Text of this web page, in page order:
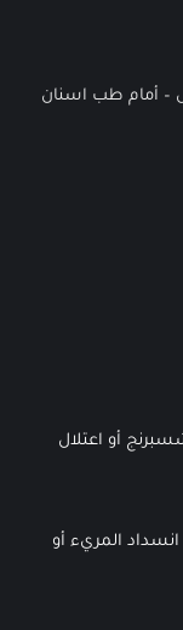
– أمام طب اسنان
أو اعتلال
المريء أو